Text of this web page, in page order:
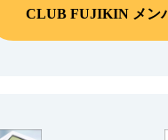
CLUB FUJIKIN メン